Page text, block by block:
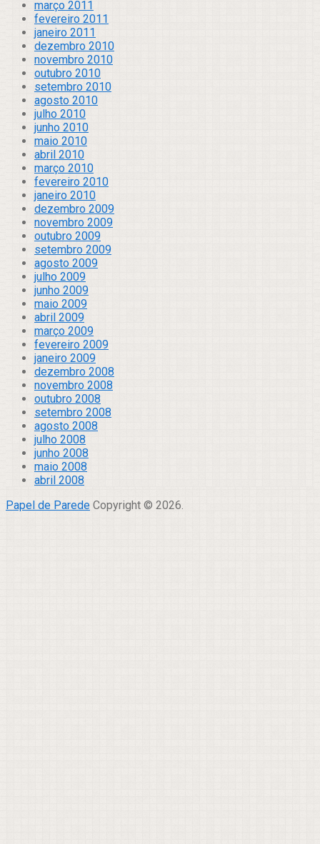
março 2011
fevereiro 2011
janeiro 2011
dezembro 2010
novembro 2010
outubro 2010
setembro 2010
agosto 2010
julho 2010
junho 2010
maio 2010
abril 2010
março 2010
fevereiro 2010
janeiro 2010
dezembro 2009
novembro 2009
outubro 2009
setembro 2009
agosto 2009
julho 2009
junho 2009
maio 2009
abril 2009
março 2009
fevereiro 2009
janeiro 2009
dezembro 2008
novembro 2008
outubro 2008
setembro 2008
agosto 2008
julho 2008
junho 2008
maio 2008
abril 2008
Papel de Parede Copyright © 2026.